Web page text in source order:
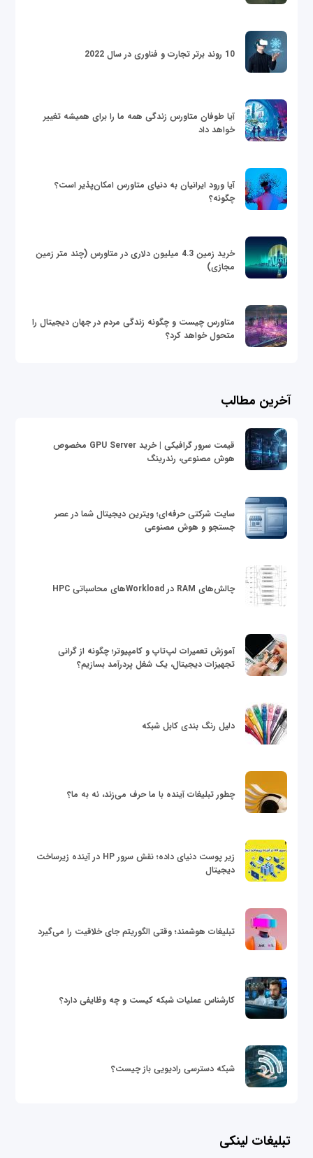
10 روند برتر تجارت و فناوری در سال 2022
آیا طوفان متاورس زندگی همه ما را برای همیشه تغییر
خواهد داد
آیا ورود ایرانیان به دنیای متاورس امکان‌پذیر است؟
چگونه؟
خرید زمین 4.3 میلیون دلاری در متاورس (چند متر زمین
مجازی)
متاورس چیست و چگونه زندگی مردم در جهان دیجیتال را
متحول خواهد کرد؟
آخرین مطالب
قیمت سرور گرافیکی | خرید GPU Server مخصوص
هوش مصنوعی، رندرینگ
سایت شرکتی حرفه‌ای؛ ویترین دیجیتال شما در عصر
جستجو و هوش مصنوعی
چالش‌های RAM در Workloadهای محاسباتی HPC
آموزش تعمیرات لپ‌تاپ و کامپیوتر؛ چگونه از گرانی
تجهیزات دیجیتال، یک شغل پردرآمد بسازیم؟
دلیل رنگ بندی کابل شبکه
چطور تبلیغات آینده با ما حرف می‌زند، نه به ما؟
زیر پوست دنیای داده؛ نقش سرور HP در آینده زیرساخت
دیجیتال
تبلیغات هوشمند؛ وقتی الگوریتم جای خلاقیت را می‌گیرد
کارشناس عملیات شبکه کیست و چه وظایفی دارد؟
شبکه دسترسی رادیویی باز چیست؟
تبلیغات لینکی